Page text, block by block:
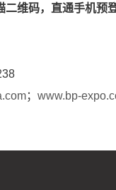
二维码，直通手机预
； www.bp-